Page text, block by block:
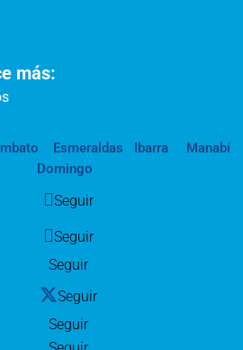
más:
Esmeraldas Ibarra
Manabí
Domingo
Seguir
Seguir
Seguir
Seguir
Seguir